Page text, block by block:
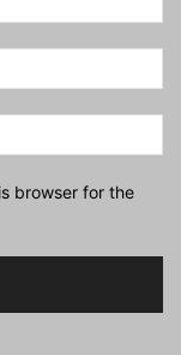
browser for the